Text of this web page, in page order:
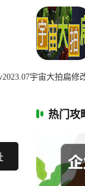
宇宙大拍扁修
热门攻